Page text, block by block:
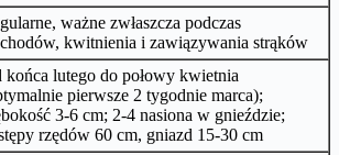
ważne zwłaszcza podczas
kwitnienia i zawiązywania strąków
końca lutego do połowy kwietnia
pierwsze 2 tygodnie marca);
3-6 cm; 2-4 nasiona w gnieździe;
rzędów 60 cm, gniazd 15-30 cm